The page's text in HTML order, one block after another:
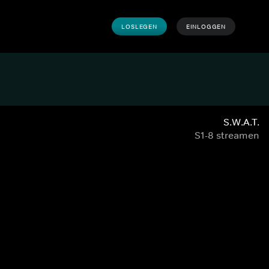
LOSLEGEN EINLOGGEN
S.W.A.T.
S1-8 streamen